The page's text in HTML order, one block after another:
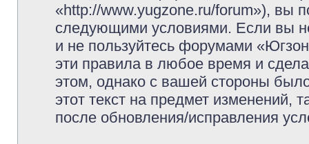
«http://www.yugzone.ru/forum»), вы
следующими условиями. Если вы
и не пользуйтесь форумами
эти правила в любое время и
этом, однако с вашей стороны
этот текст на предмет изменений,
после обновления/исправления